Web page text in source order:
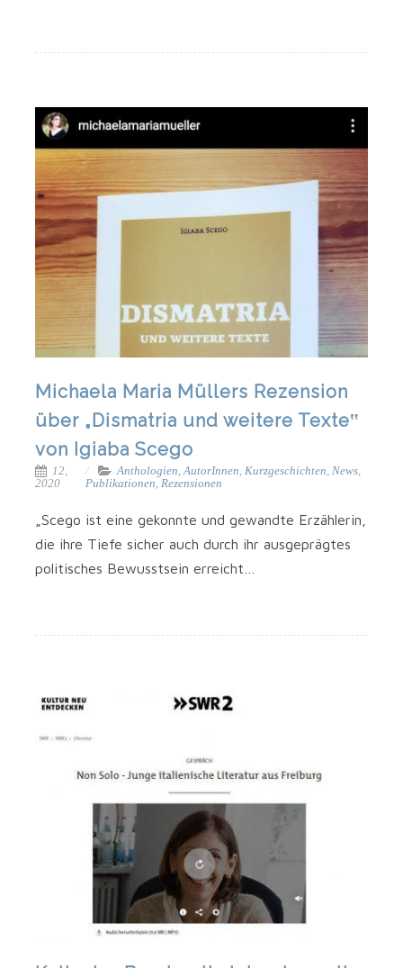
Michaela Maria Müllers Rezension
über „Dismatria und weitere Texte‟
von Igiaba Scego
12,
2020
Anthologien AutorInnen Kurzgeschichten News,
Publikationen Rezensionen
Sce­go ist eine gekonn­te und gewand­te Erzäh­le­rin,
die ihre Tie­fe sicher auch durch ihr aus­ge­präg­tes
poli­ti­sches Bewusst­sein erreicht…